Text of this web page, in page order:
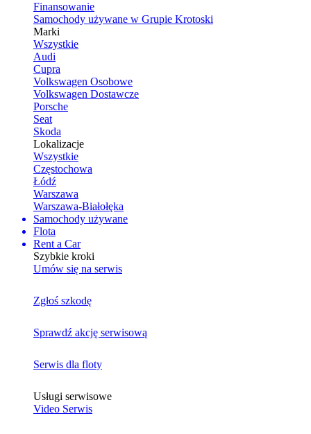
Finansowanie
Samochody używane w Grupie Krotoski
Marki
Wszystkie
Audi
Cupra
Volkswagen Osobowe
Volkswagen Dostawcze
Porsche
Seat
Skoda
Lokalizacje
Wszystkie
Częstochowa
Łódź
Warszawa
Warszawa-Białołęka
Samochody używane
Flota
Rent a Car
Szybkie kroki
Umów się na serwis
Zgłoś szkodę
Sprawdź akcję serwisową
Serwis dla floty
Usługi serwisowe
Video Serwis